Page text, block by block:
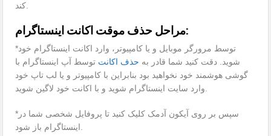
مراحل حذف موقت اکانت اینستاگرام:
*توسط مرورگر موبایل و یا کامپیوتر، وارد اکانت اینستاگرام خود
شوید. دقت کنید شما قادر به حذف اکانت توسط آپ اینستاگرام با
گوشی هوشمند خود نخواهید بود بنابراین با کامپیوتر و یا لب تاپ خود
*سپس بر روی آیکون آدمک کلیک کنید تا پروفایل شخصی شما در